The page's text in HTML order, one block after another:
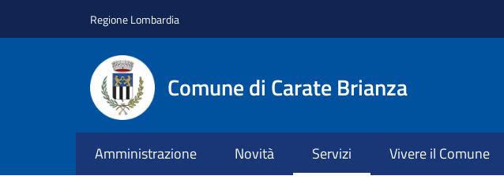
Regione Lombardia
Comune di Carate Brianza
Amministrazione Novità Servizi Vivere il Comune